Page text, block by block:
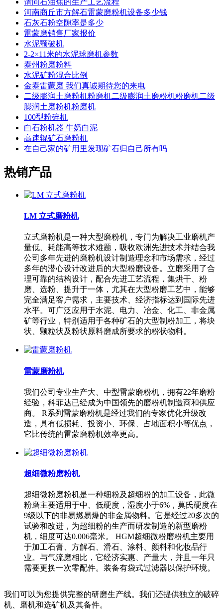
请问石油焦的生产工艺流程
河南商丘市方解石雷蒙磨粉机设备多少钱
石灰石粉空隙率是多少
雷蒙磨销售厂家报价
水泥颚破机
2-2×11米的水泥球磨机参数
泰州粉磨粉料
水泥矿粉混合比例
金泰雷蒙磨 我们真诚期待您的来电
二级膨润土磨粉机粉磨机二级膨润土磨粉机粉磨机二级
膨润土磨粉机粉磨机
100型粉碎机
白石粉机器 牛奶白泥
高速辊矿石磨粉机
在自己家的矿用里发现矿石归自己所有吗
热销产品
LM 立式磨粉机
立式磨粉机是一种大型磨粉机，专门为解决工业磨机产
量低、耗能高等技术难题，吸收欧洲先进技术并结合我
公司多年先进的磨粉机设计制造理念和市场需求，经过
多年的潜心设计改进后的大型粉磨设备。立磨采用了合
理可靠的结构设计，配合先进工艺流程，集烘干、粉
磨、选粉、提升于一体，尤其在大型粉磨工艺中，能够
完全满足客户需求，主要技术、经济指标达到国际先进
水平。可广泛应用于水泥、电力、冶金、化工、非金属
矿等行业，特别适用于各种矿石的大型制粉加工，将块
状、颗粒状及粉状原料磨成所要求的粉状物料。
雷蒙磨粉机
我们公司专业生产大、中型雷蒙磨粉机，拥有22年磨粉
经验，科菲达已经成为中国领先的磨粉机制造商和供应
商。 R系列雷蒙磨粉机是经过我们的专家优化升级改
造，具有低损耗、投资小、环保、占地面积小等优点，
它比传统的雷蒙磨粉机效率更高。
超细微粉磨粉机
超细微粉磨粉机是一种细粉及超细粉的加工设备，此微
粉磨主要适用于中、低硬度，湿度小于6%，莫氏硬度在
9级以下的非易燃易爆的非金属物料。它是经过20多次的
试验和改进，为超细粉的生产而研发制造的新型磨粉
机，细度可达0.006毫米。 HGM超细微粉磨粉机主要用
于加工石膏、方解石、滑石、涂料、颜料和化妆品行
业。与气流磨相比，它经济实惠、产量大，并且一年只
需要更换一次零配件。装备有袋式过滤器以保护环境。
我们可以为您提供完整的研磨生产线。我们还提供独立的破碎
机、磨机和选矿机及其备件。